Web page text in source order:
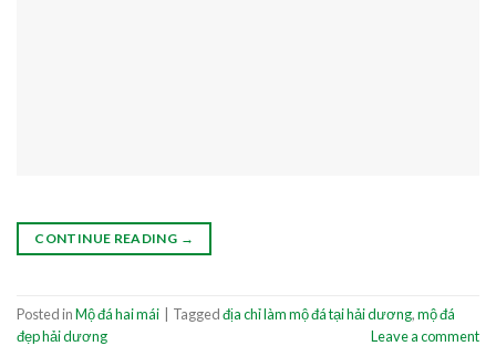
CONTINUE READING →
Posted inMộ đá hai mái Taggedđịa chỉ làm mộ đá tại hải dương,mộ đá
đẹp hải dương
Leave a comment